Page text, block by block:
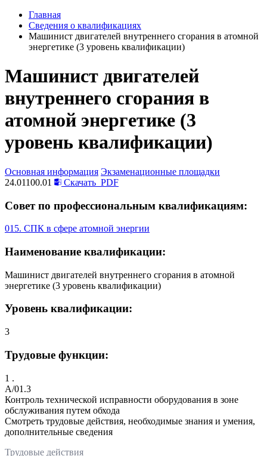
Главная
Сведения о квалификациях
Машинист двигателей внутреннего сгорания в атомной
энергетике (3 уровень квалификации)
Машинист двигателей
внутреннего сгорания в
атомной энергетике (3
уровень квалификации)
Основная информация Экзаменационные площадки
24.01100.01
Скачать PDF
Совет по профессиональным квалификациям:
015. СПК в сфере атомной энергии
Наименование квалификации:
Машинист двигателей внутреннего сгорания в атомной
энергетике (3 уровень квалификации)
Уровень квалификации:
3
Трудовые функции:
1 .
A/01.3
Контроль технической исправности оборудования в зоне
обслуживания путем обхода
Смотреть трудовые действия, необходимые знания и умения,
дополнительные сведения
Трудовые действия